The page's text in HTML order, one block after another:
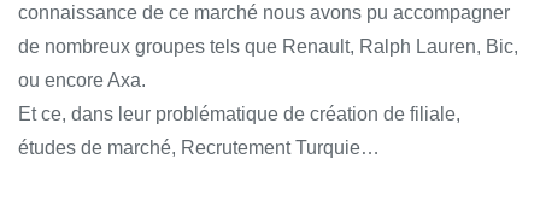
connaissance de ce marché nous avons pu accompagner
de nombreux groupes tels que Renault, Ralph Lauren, Bic,
ou encore Axa.
Et ce, dans leur problématique de création de filiale,
études de marché, Recrutement Turquie…